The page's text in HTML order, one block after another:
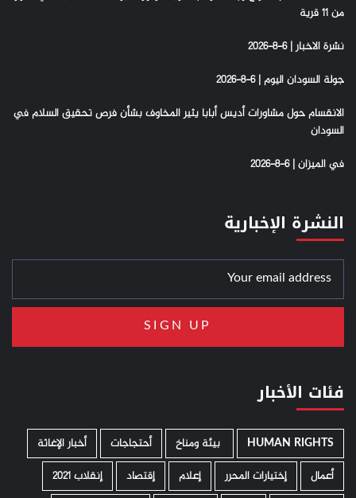
من 11 قرية
نشرة الاخبار | 6-8-2026
جولة السودان اليوم | 6-8-2026
الانقسام حول مشاورات أديس أبابا يثير المخاوف بشأن فرص تحقيق السلام في
السودان
في الميزان | 6-8-2026
النشرة الإخبارية
فئات الأخبار
HUMAN RIGHTS ­ بيئة ومناخ أحتجاجات
أخبار الإغاثة
أعمال
إختيارات المحرر إعلام إقتصاد
إنقلاب 2021